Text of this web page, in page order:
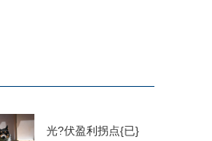
光?伏盈利拐点{已}